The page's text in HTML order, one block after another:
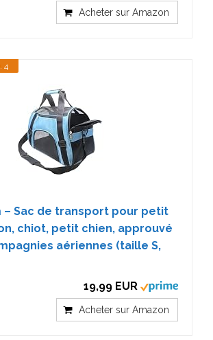
Acheter sur Amazon
4
– Sac de transport pour petit
chiot, petit chien, approuvé
aériennes (taille S,
19,99 EUR
Acheter sur Amazon